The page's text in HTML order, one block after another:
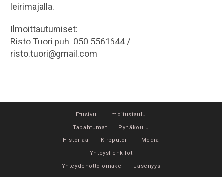
leirimajalla.
Ilmoittautumiset:
Risto Tuori puh. 050 5561644 /
risto.tuori@gmail.com
Etusivu
Ilmoitustaulu
Tapahtumat
Pyhäkoulu
Historiaa
Kirpputori
Media
Yhteyshenkilöt
Yhteydenottolomake
Jäsenyys